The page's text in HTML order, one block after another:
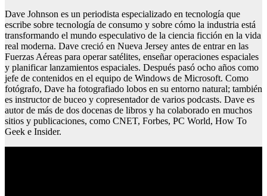
Dave Johnson es un periodista especializado en tecnología que
escribe sobre tecnología de consumo y sobre cómo la industria está
transformando el mundo especulativo de la ciencia ficción en la vida
real moderna. Dave creció en Nueva Jersey antes de entrar en las
Fuerzas Aéreas para operar satélites, enseñar operaciones espaciales
y planificar lanzamientos espaciales. Después pasó ocho años como
jefe de contenidos en el equipo de Windows de Microsoft. Como
fotógrafo, Dave ha fotografiado lobos en su entorno natural; también
es instructor de buceo y copresentador de varios podcasts. Dave es
autor de más de dos docenas de libros y ha colaborado en muchos
sitios y publicaciones, como CNET, Forbes, PC World, How To
Geek e Insider.